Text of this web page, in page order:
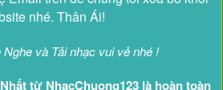
nhé. Thân Ái!
và Tải nhạc vui vẻ nhé !
từ NhacChuong123 là hoàn toàn